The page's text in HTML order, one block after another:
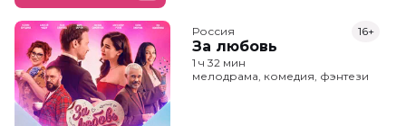
Россия
За любовь
16+
1 ч 32 мин
мелодрама, комедия, фэнтези